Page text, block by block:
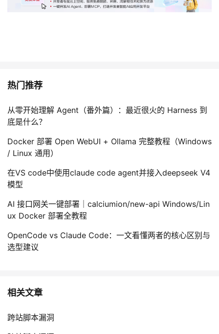
热门推荐
从零开始理解 Agent（番外篇）：最近很火的 Harness 到
底是什么？
Docker 部署 Open WebUI + Ollama 完整教程（Windows
/ Linux 通用）
在VS code中使用claude code agent并接入deepseek V4
模型
AI 接口网关一键部署｜calciumion/new-api Windows/Lin
ux Docker 部署全教程
OpenCode vs Claude Code：一文看懂两者的核心区别与
选型建议
相关文章
跨站脚本漏洞